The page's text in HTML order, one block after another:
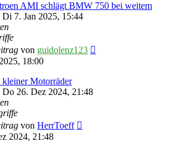
AMI schlägt BMW 750 bei weitem
7. Jan 2025, 15:44
von guidolenz123
18:00
Motorräder
26. Dez 2024, 21:48
von HerrToeff
2024, 21:48